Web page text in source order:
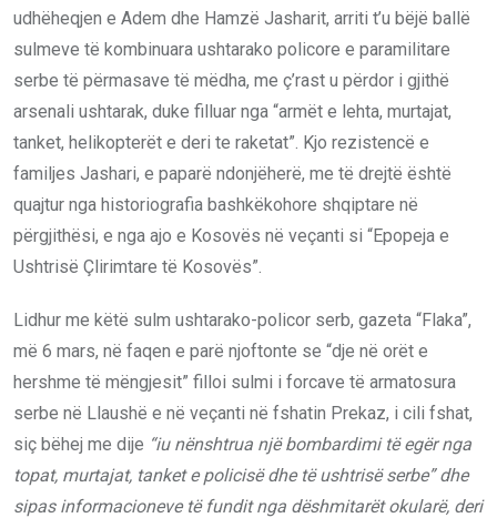
udhëheqjen e Adem dhe Hamzë Jasharit, arriti t’u bëjë ballë
sulmeve të kombinuara ushtarako policore e paramilitare
serbe të përmasave të mëdha, me ç’rast u përdor i gjithë
arsenali ushtarak, duke filluar nga “armët e lehta, murtajat,
tanket, helikopterët e deri te raketat”. Kjo rezistencë e
familjes Jashari, e paparë ndonjëherë, me të drejtë është
quajtur nga historiografia bashkëkohore shqiptare në
përgjithësi, e nga ajo e Kosovës në veçanti si “Epopeja e
Ushtrisë Çlirimtare të Kosovës”.
Lidhur me këtë sulm ushtarako-policor serb, gazeta “Flaka”,
më 6 mars, në faqen e parë njoftonte se “dje në orët e
hershme të mëngjesit” filloi sulmi i forcave të armatosura
serbe në Llaushë e në veçanti në fshatin Prekaz, i cili fshat,
siç bëhej me dije “iu nënshtrua një bombardimi të egër nga
topat, murtajat, tanket e policisë dhe të ushtrisë serbe” dhe
sipas informacioneve të fundit nga dëshmitarët okularë, deri